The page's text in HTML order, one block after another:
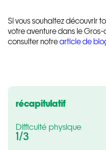
Si vous souhaitez découvrir
votre aventure dans le
consulter notrearticle de
récapitulatif
Difficulté physique
1/3